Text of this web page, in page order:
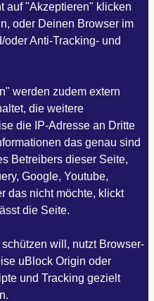
auf "Akzeptieren" klicken
oder Deinen Browser im
oder Anti-Tracking- und
werden zudem extern
die weitere
die IP-Adresse an Dritte
das genau sind
Betreibers dieser Seite,
Google, Youtube,
das nicht möchte, klickt
die Seite.
will, nutzt Browser-
uBlock Origin oder
und Tracking gezielt